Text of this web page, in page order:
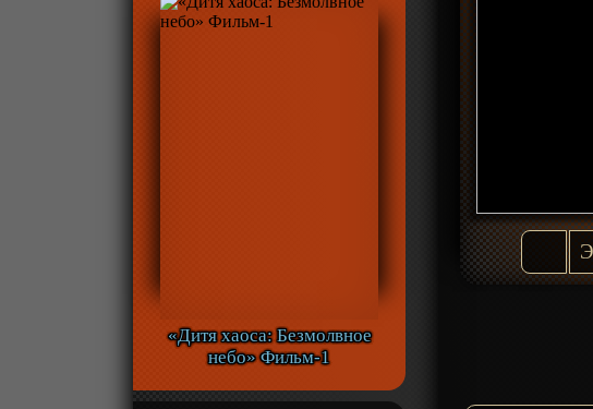
«Дитя хаоса: Безмолвное
небо» Фильм-1